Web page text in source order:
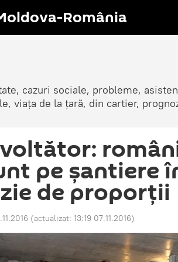
România
cazuri sociale, probleme,
viața de la țară, din cartier,
pe șantiere
de proporții
(actualizat: 13:19 07.11.2016)